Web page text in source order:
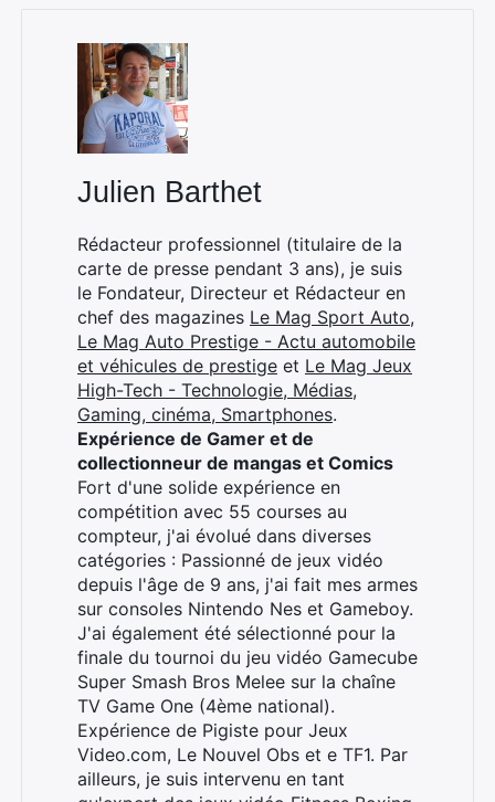
Julien Barthet
Rédacteur professionnel (titulaire de la
carte de presse pendant 3 ans), je suis
le Fondateur, Directeur et Rédacteur en
chef des magazines Le Mag Sport Auto,
Le Mag Auto Prestige - Actu automobile
et véhicules de prestige et Le Mag Jeux
High-Tech - Technologie, Médias,
Gaming, cinéma, Smartphones.
Expérience de Gamer et de
collectionneur de mangas et Comics
Fort d'une solide expérience en
compétition avec 55 courses au
compteur, j'ai évolué dans diverses
catégories : Passionné de jeux vidéo
depuis l'âge de 9 ans, j'ai fait mes armes
sur consoles Nintendo Nes et Gameboy.
J'ai également été sélectionné pour la
finale du tournoi du jeu vidéo Gamecube
Super Smash Bros Melee sur la chaîne
TV Game One (4ème national).
Expérience de Pigiste pour Jeux
Video.com, Le Nouvel Obs et e TF1. Par
ailleurs, je suis intervenu en tant